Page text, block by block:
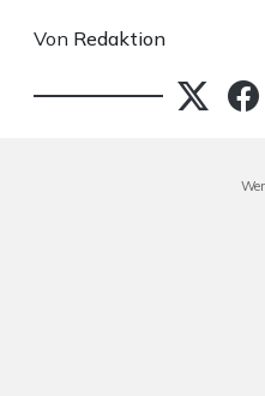
Von Redaktion